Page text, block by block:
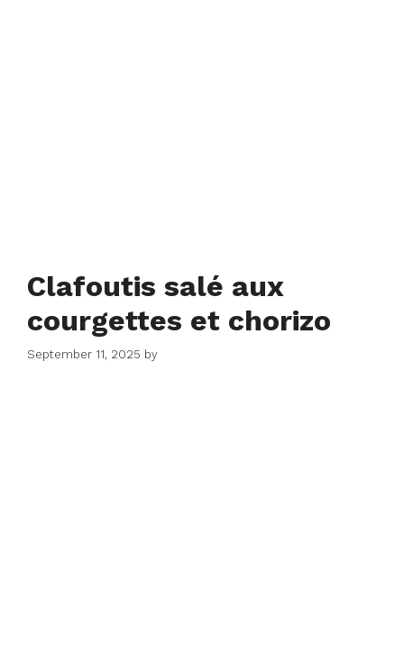
Clafoutis salé aux
courgettes et chorizo
September 11, 2025 by